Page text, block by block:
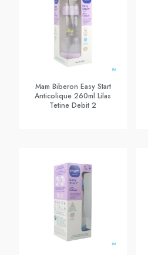
Mam Biberon Easy Start
Anticolique 260ml Lilas
Tetine Debit 2